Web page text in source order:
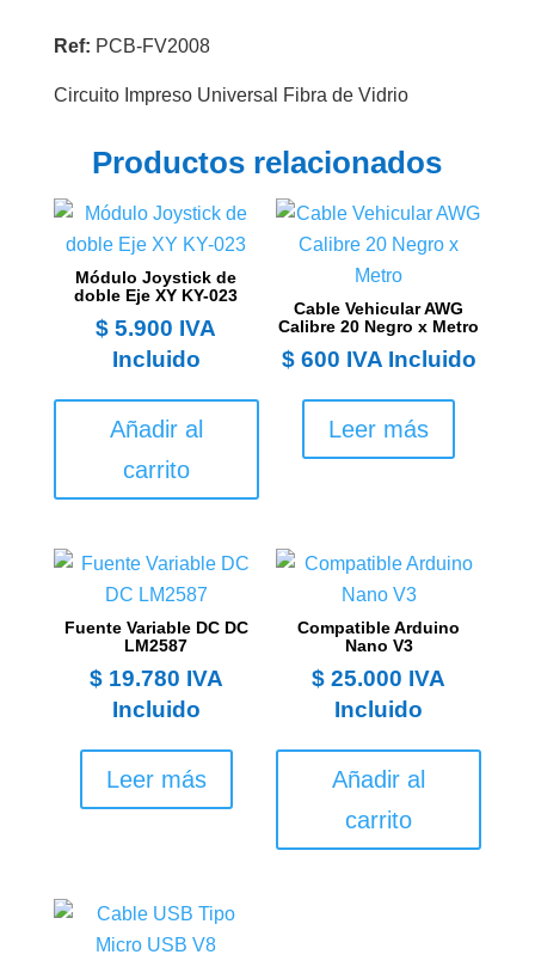
Ref: PCB-FV2008
Circuito Impreso Universal Fibra de Vidrio
Productos relacionados
Módulo Joystick de
doble Eje XY KY-023
$ 5.900 IVA
Incluido
Añadir al
carrito
Cable Vehicular AWG
Calibre 20 Negro x Metro
$600 IVA Incluido
Leer más
Fuente Variable DC DC
LM2587
$19.780 IVA
Incluido
Leer más
Compatible Arduino
Nano V3
$ 25.000 IVA
Incluido
Añadir al
carrito